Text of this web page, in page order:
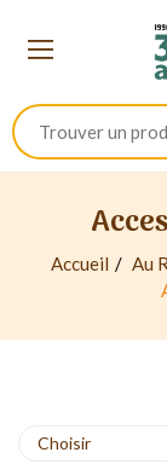
Accueil Au
Choisir